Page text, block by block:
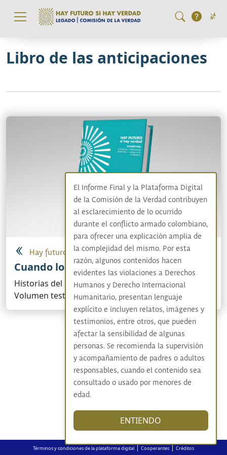
Pasar al contenido principal
Libro de las anticipaciones
Hay futuro si hay verdad
Cuando los pájaros no cantaban
Historias del conflicto armado en Colombia I
Volumen testimonial
Términos y condiciones de la plataforma digital|Cooperantes|Créditos
El Informe Final y la Plataforma Digital
de la Comisión de la Verdad contribuyen
al esclarecimiento de lo ocurrido
durante el conflicto armado colombiano,
para ofrecer una explicación amplia de
la complejidad del mismo. Por esta
razón, algunos contenidos hacen
evidentes las violaciones a Derechos
Humanos y Derecho Internacional
Humanitario, presentan lenguaje
explícito e incluyen relatos, imágenes y
testimonios, entre otros, que pueden
afectar la sensibilidad de algunas
personas. Se recomienda la supervisión
y acompañamiento de padres o adultos
responsables, cuando el contenido sea
consultado o usado por menores de
edad.
ENTIENDO